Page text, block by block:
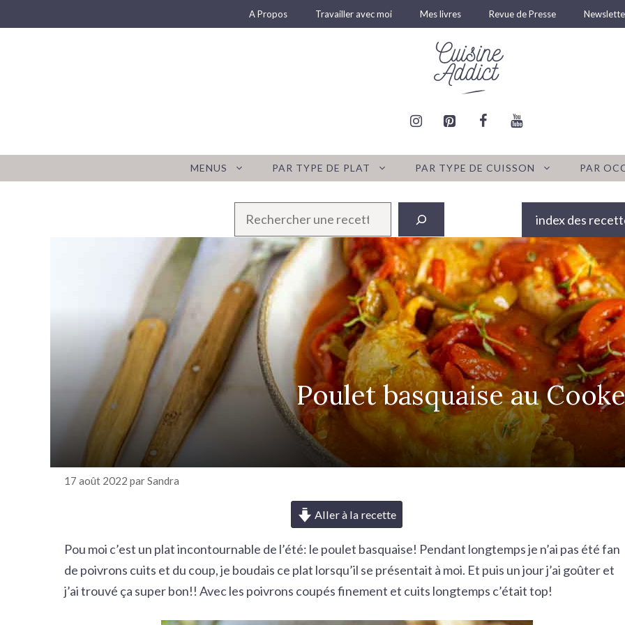
au
A Propos Travailler avec moi Mes livres Revue de Presse
MENUS PAR TYPE DE PLAT PAR TYPE DE CUISSON PAR
e
h
e
r
c
h
index des
Poulet basquaise au
17 août 2022 parSandra
Aller à la recette
Pou moi c’est un plat incontournable de l’été: le poulet basquaise! Pendant longtemps je n’ai pas été fan
de poivrons cuits et du coup, je boudais ce plat lorsqu’il se présentait à moi. Et puis un jour j’ai goûter et
j’ai trouvé ça super bon!! Avec les poivrons coupés finement et cuits longtemps c’était top!